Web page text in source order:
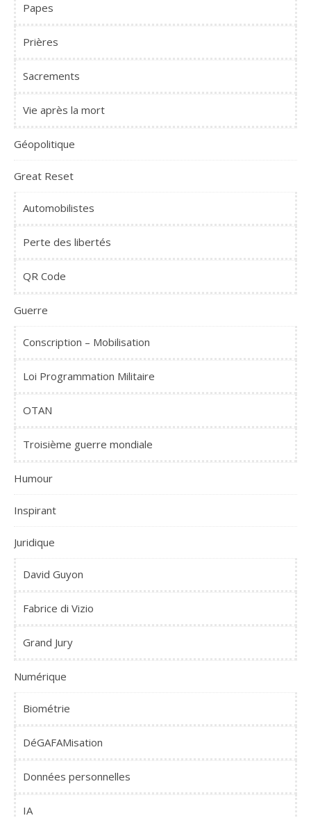
Papes
Prières
Sacrements
Vie après la mort
Géopolitique
Great Reset
Automobilistes
Perte des libertés
QR Code
Guerre
Conscription – Mobilisation
Loi Programmation Militaire
OTAN
Troisième guerre mondiale
Humour
Inspirant
Juridique
David Guyon
Fabrice di Vizio
Grand Jury
Numérique
Biométrie
DéGAFAMisation
Données personnelles
IA